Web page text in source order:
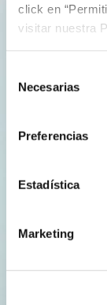
click en
visitar nuestra
Necesarias
Preferencias
Estadística
Marketing
O noso